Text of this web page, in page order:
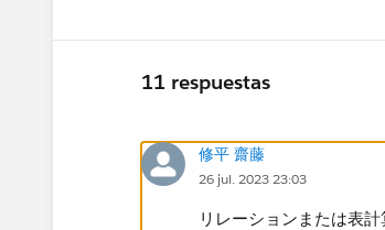
11 respuestas
修平 齋藤
26 jul. 2023 23:03
リレーションまたは表